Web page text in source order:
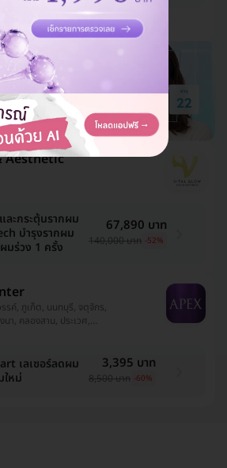
ดูแพ็กเกจเพิ่ม
Aesthetic
ะกระตุ้นรากผม
บำรุงรากผม
มร่วง 1 ครั้ง
67,890 บาท
140,000 บาท -52%
รค์, ภูเก็ต, นนทบุรี, จตุจักร,
า, คลองสาน, ประเวศ,
วาง, ยานนาวา,
, บางรัก, นครราชสีมา,
า, พระโขนง
เลเซอร์ลดผม
ใหม่
3,395 บาท
8,500 บาท -60%